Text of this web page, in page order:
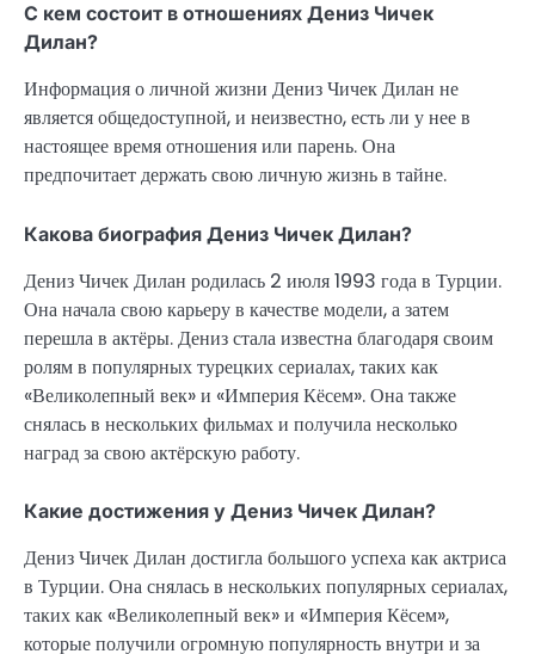
С кем состоит в отношениях Дениз Чичек
Дилан?
Информация о личной жизни Дениз Чичек Дилан не
является общедоступной, и неизвестно, есть ли у нее в
настоящее время отношения или парень. Она
предпочитает держать свою личную жизнь в тайне.
Какова биография Дениз Чичек Дилан?
Дениз Чичек Дилан родилась 2 июля 1993 года в Турции.
Она начала свою карьеру в качестве модели, а затем
перешла в актёры. Дениз стала известна благодаря своим
ролям в популярных турецких сериалах, таких как
«Великолепный век» и «Империя Кёсем». Она также
снялась в нескольких фильмах и получила несколько
наград за свою актёрскую работу.
Какие достижения у Дениз Чичек Дилан?
Дениз Чичек Дилан достигла большого успеха как актриса
в Турции. Она снялась в нескольких популярных сериалах,
таких как «Великолепный век» и «Империя Кёсем»,
которые получили огромную популярность внутри и за